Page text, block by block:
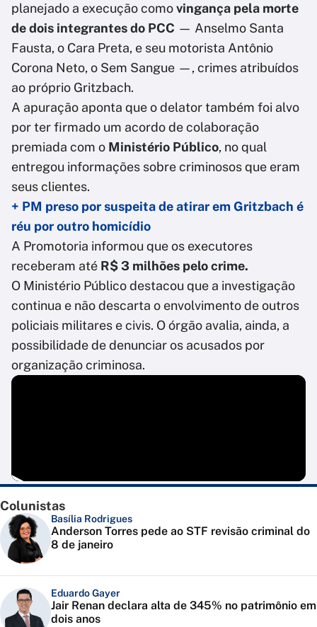
planejado a execução comovingança pela morte
de dois integrantes do PCC — Anselmo Santa
Fausta, o Cara Preta, e seu motorista Antônio
Corona Neto, o Sem Sangue —, crimes atribuídos
ao próprio Gritzbach.
A apuração aponta que o delator também foi alvo
por ter firmado um acordo de colaboração
premiada com o Ministério Público, no qual
entregou informações sobre criminosos que eram
seus clientes.
+ PM preso por suspeita de atirar em Gritzbach é
réu por outro homicídio
A Promotoria informou que os executores
receberam até R$ 3 milhões pelo crime.
O Ministério Público destacou que a investigação
continua e não descarta o envolvimento de outros
policiais militares e civis. O órgão avalia, ainda, a
possibilidade de denunciar os acusados por
organização criminosa.
Colunistas
Basília Rodrigues
Anderson Torres pede ao STF revisão criminal do
8 de janeiro
Eduardo Gayer
Jair Renan declara alta de 345% no patrimônio em
dois anos